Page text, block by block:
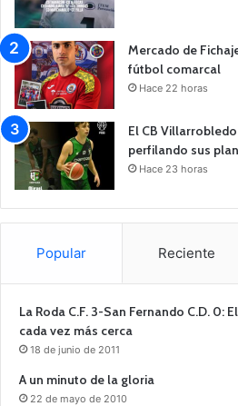
Mercado de
fútbol comarcal
Hace 22 horas
El CB
perfilando sus
Hace 23 horas
Popular Reciente
La Roda C.F. 3-San Fernando C.D. 0:
cada vez más cerca
18 de junio de 2011
A un minuto de la gloria
22 de mayo de 2010